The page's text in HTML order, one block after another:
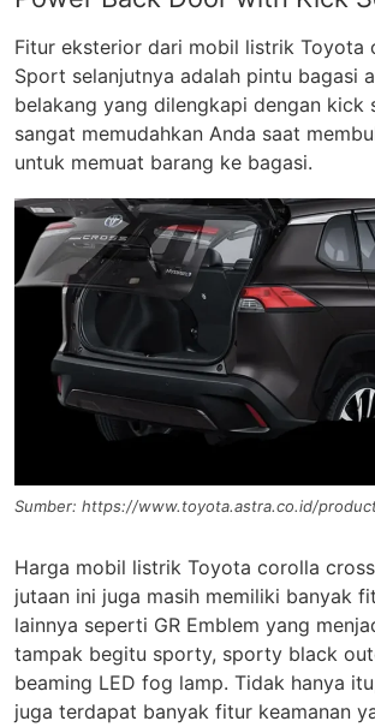
Fitur eksterior dari mobil listrik Toyota
Sport selanjutnya adalah pintu bagasi
belakang yang dilengkapi dengan kick
sangat memudahkan Anda saat
untuk memuat barang ke bagasi.
Sumber: https://www.toyota.astra.co.id/
Harga mobil listrik Toyota corolla
jutaan ini juga masih memiliki banyak
lainnya seperti GR Emblem yang
tampak begitu sporty, sporty black
beaming LED fog lamp. Tidak hanya
juga terdapat banyak fitur keamanan